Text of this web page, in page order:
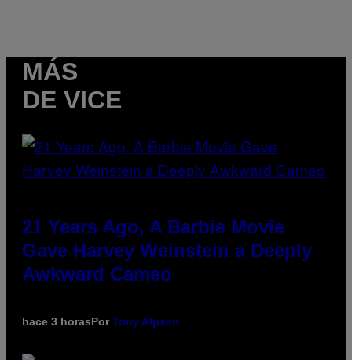
MÁS
DE VICE
21 Years Ago, A Barbie Movie
Gave Harvey Weinstein a Deeply
Awkward Cameo
hace 3 horasPorTony Alpsen